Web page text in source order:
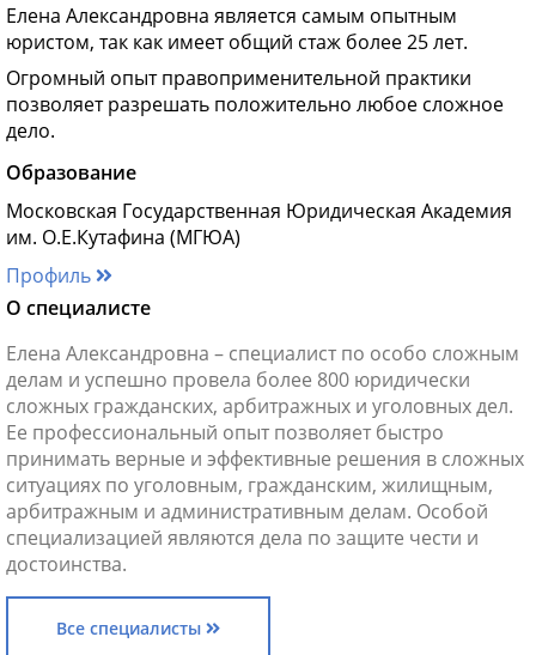
Елена Александровна является самым опытным
юристом, так как имеет общий стаж более 25 лет.
Огромный опыт правоприменительной практики
позволяет разрешать положительно любое сложное
дело.
Образование
Московская Государственная Юридическая Академия
им. О.Е.Кутафина (МГЮА)
Профиль
О специалисте
Елена Александровна – специалист по особо сложным
делам и успешно провела более 800 юридически
сложных гражданских, арбитражных и уголовных дел.
Ее профессиональный опыт позволяет быстро
принимать верные и эффективные решения в сложных
ситуациях по уголовным, гражданским, жилищным,
арбитражным и административным делам. Особой
специализацией являются дела по защите чести и
достоинства.
Все специалисты